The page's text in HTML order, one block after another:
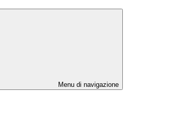
Menu di navigazione